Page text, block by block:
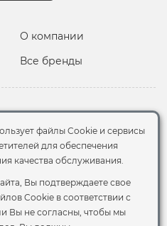
О компании
Все бренды
файлы Cookie и сервисы
для обеспечения
качества обслуживания.
Вы подтверждаете свое
Cookie в соответствии с
Вы не согласны, чтобы мы